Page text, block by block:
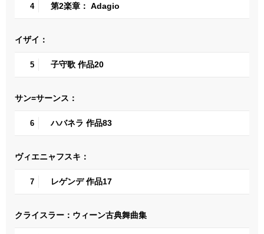
4 第2楽章： Adagio
イザイ：
5 子守歌 作品20
サン=サーンス：
6 ハバネラ 作品83
ヴィエニャフスキ：
7 レゲンデ 作品17
クライスラー：ウィーン古典舞曲集